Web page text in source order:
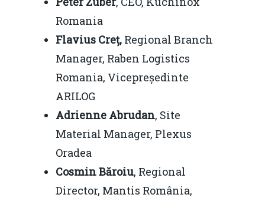
Romania
Flavius Creț, Regional Branch
Manager, Raben Logistics
Romania, Vicepreședinte
ARILOG
Adrienne Abrudan, Site
Material Manager, Plexus
Oradea
Cosmin Băroiu, Regional
Director, Mantis România,